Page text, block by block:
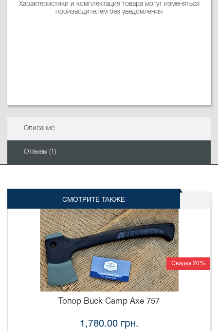
Характеристики и комплектация товара могут изменяться
производителем без уведомления
Описание
Отзывы (1)
СМОТРИТЕ ТАКЖЕ
Скидка 20%
Топор Buck Camp Axe 757
1,780.00 грн.